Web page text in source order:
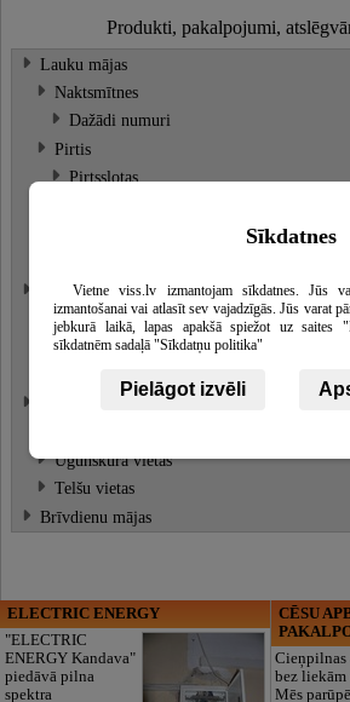
Produkti, pakalpojumi,
Lauku mājas
Naktsmītnes
Dažādi numuri
Pirtis
Pirtsslotas
Atpūta pie ūdens
Laivu noma, īre
Makšķerēšana
Ugunskura vietas
Telšu vietas
Brīvdienu mājas
ELECTRIC ENERGY
"ELECTRIC
ENERGY Kandava"
piedāvā pilna
spektra
CĒSU
Cieņpilnas
bez liekām
Mēs
Sīkdatnes
Vietne viss.lv izmantojam sīkdatnes. Jūs
izmantošanai vai atlasīt sev vajadzīgās. Jūs varat
jebkurā laikā, lapas apakšā spiežot uz saites
sīkdatnēm sadaļā "Sīkdatņu politika"
Pielāgot izvēli